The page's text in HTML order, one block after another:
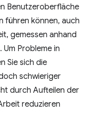
Benutzeroberfläche
führen können, auch
gemessen anhand
Probleme in
Sie sich die
schwieriger
durch Aufteilen der
reduzieren